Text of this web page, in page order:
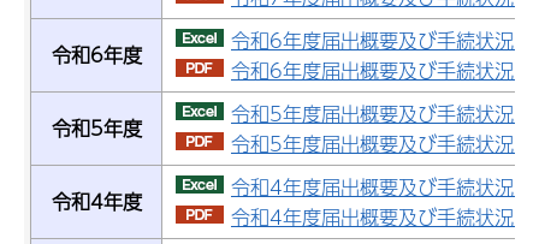
令和6年度
令和6年度届出概要及び手続状況
令和6年度届出概要及び手続状況
令和5年度
令和5年度届出概要及び手続状況
令和5年度届出概要及び手続状況
令和4年度
令和4年度届出概要及び手続状況
令和4年度届出概要及び手続状況